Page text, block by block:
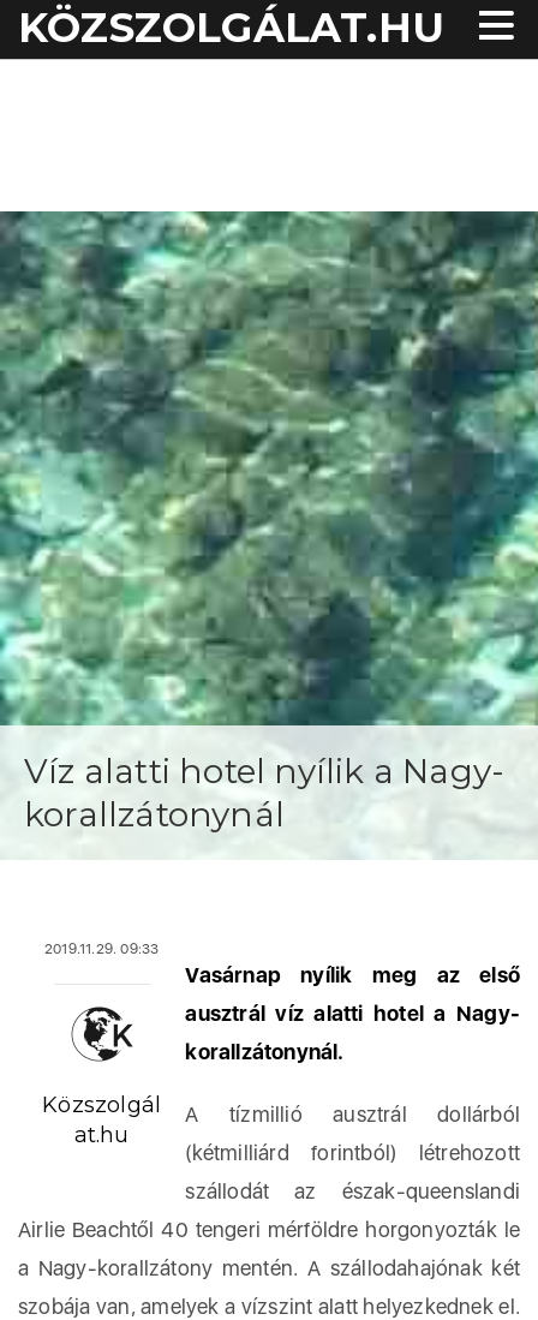
KÖZSZOLGÁLAT.HU
Víz alatti hotel nyílik a Nagy-
korallzátonynál
2019.11.29. 09:33
Közszolgál
at.hu
Vasárnap nyílik meg az első
ausztrál víz alatti hotel a Nagy-
korallzátonynál.
A tízmillió ausztrál dollárból
(kétmilliárd forintból) létrehozott
szállodát az észak-queenslandi
Airlie Beachtől 40 tengeri mérföldre horgonyozták le
a Nagy-korallzátony mentén. A szállodahajónak két
szobája van, amelyek a vízszint alatt helyezkednek el.